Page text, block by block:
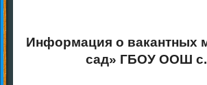
Информация о вакантных
сад» ГБОУ ООШ с.